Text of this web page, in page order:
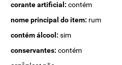
corante artificial: contém
nome principal do item: rum
contém álcool: sim
conservantes: contém